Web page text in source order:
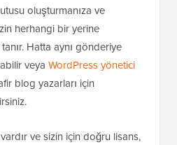
oluşturmanıza ve
herhangi bir yerine
Hatta aynı gönderiye
veya WordPress yönetici
blog yazarları için
ve sizin için doğru lisans,